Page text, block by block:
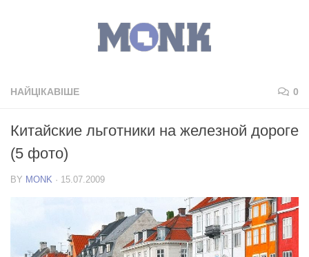
НАЙЦІКАВІШЕ 0
Китайские льготники на железной дороге
(5 фото)
BY MONK · 15.07.2009